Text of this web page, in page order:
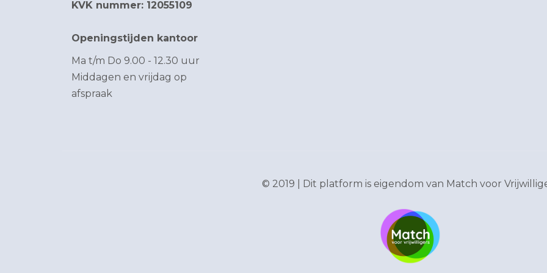
KVK nummer: 12055109
Openingstijden kantoor
Ma t/m Do 9.00 - 12.30 uur
Middagen en vrijdag op
afspraak
© 2019 | Dit platform is eigendom van Match voor